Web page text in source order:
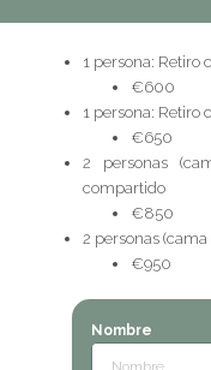
1 persona: Retiro
€600
1 persona: Retiro
€650
2 personas
compartido
€850
2 personas
€950
Nombre